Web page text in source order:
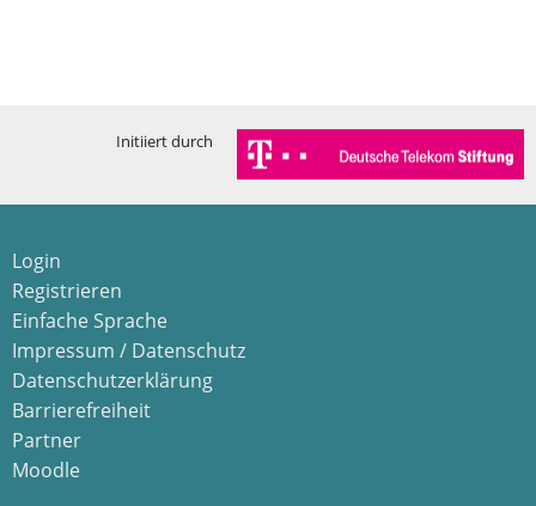
Thomas Sienz
Bayerisches
Brandenburg
Bremen
Initiiert durch
Login
Registrieren
Einfache Sprache
Impressum / Datenschutz
Datenschutzerklärung
Barrierefreiheit
Partner
Moodle